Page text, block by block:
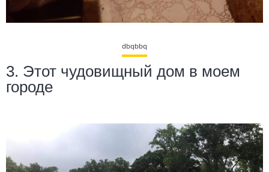
dbqbbq
3. Этот чудовищный дом в моем
городе